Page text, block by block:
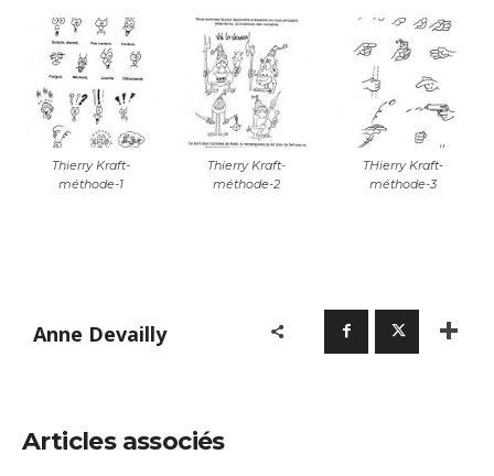
Thierry Kraft-
méthode-1
Thierry Kraft-
méthode-2
THierry Kraft-
méthode-3
Anne Devailly
Articles associés